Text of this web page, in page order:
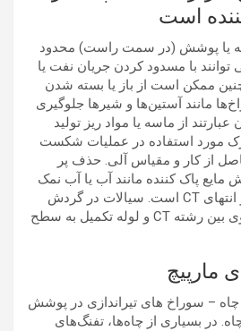
است
یا پوشش (در سمت راست) محدود
توانند با مسدود کردن جریان نفت یا
ممکن است از باز یا بسته شدن
مانند آستین‌ها و شیرها جلوگیری
از ماسه یا مواد ریز تولید
مورد استفاده در عملیات شکست
از کار و مقیاس آلی. حذف پر
پاک کننده مانند آب یا آب نمک
از طریق یک نازل جت در انتهای CT است. سیالات در گردش
زباله ها را از طریق حلقوی بین رشته CT و لوله تکمیل به سطح
مارپیچ
– سوراخ های تیراندازی در پوشش
در بسیاری از چاه‌ها، تفنگ‌های